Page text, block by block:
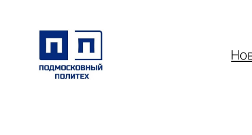
содержимому